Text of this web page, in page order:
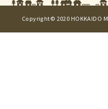
Copyright© 2020 HOKKAIDO